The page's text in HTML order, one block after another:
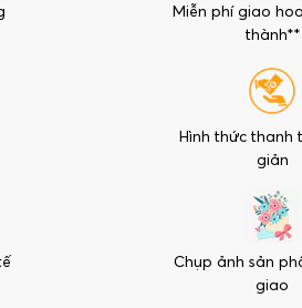
Miễn phí giao
thành**
Hình thức thanh
giản
Chụp ảnh sản
giao